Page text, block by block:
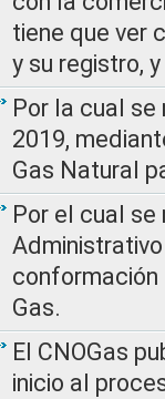
tiene que ver
y su registro,
Por la cual
2019,
Gas Natural
Por el cual
conformación
Gas.
El CNOGas
inicio al